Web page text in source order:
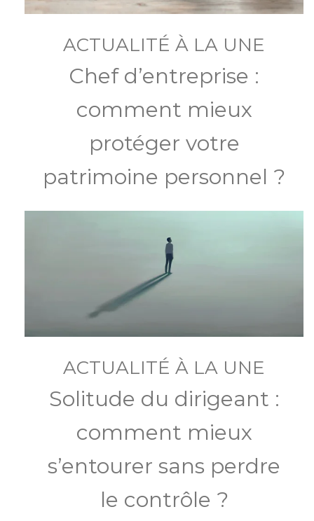
ACTUALITÉ À LA UNE
Chef d’entreprise :
comment mieux
protéger votre
patrimoine personnel ?
ACTUALITÉ À LA UNE
Solitude du dirigeant :
comment mieux
s’entourer sans perdre
le contrôle ?